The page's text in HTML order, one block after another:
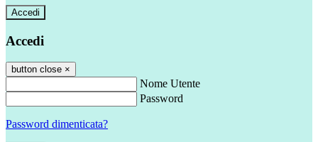
Accedi
Accedi
button close ×
Nome Utente
Password
Password dimenticata?